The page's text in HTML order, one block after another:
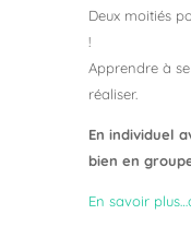
Deux moitiés
!
Apprendre à
réaliser.
En individuel
bien en
En savoir